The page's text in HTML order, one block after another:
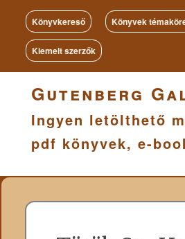
Könyvkereső Könyvek
Kiemelt szerzők
Gutenberg
Ingyen letölthető
pdf könyvek, e-